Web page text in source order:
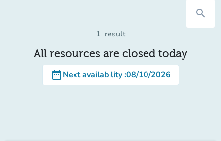
search
1 result
All resources are closed today
date_rangeNext availability:08/10/2026